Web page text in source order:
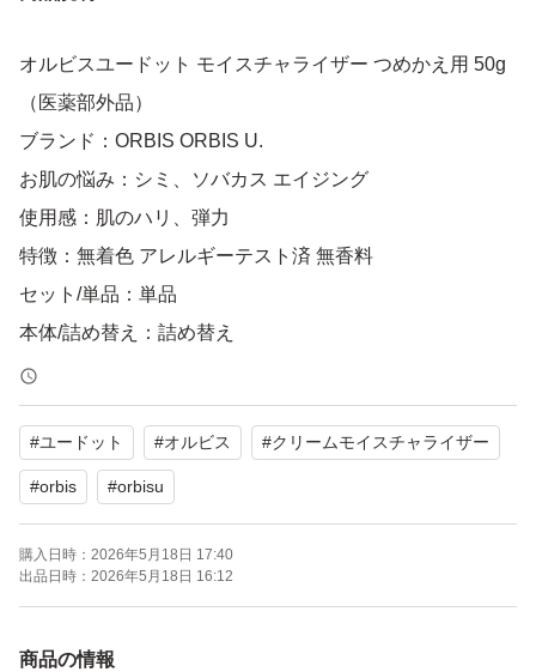
オルビスユードット モイスチャライザー つめかえ用 50g
（医薬部外品）
ブランド：ORBIS ORBIS U.
お肌の悩み：シミ、ソバカス エイジング
使用感：肌のハリ、弾力
特徴：無着色 アレルギーテスト済 無香料
セット/単品：単品
本体/詰め替え：詰め替え
本数：1.0 本
スパチュラお付けします
#ユードット #オルビス #クリームモイスチャライザー
#orbis #orbisu
購入日時： 2026年5月18日 17:40
出品日時： 2026年5月18日 16:12
商品の情報